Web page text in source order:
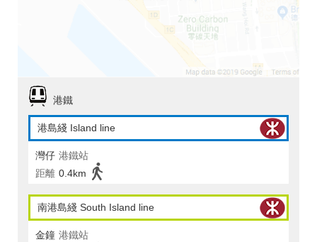
港鐵
港島綫 Island line
灣仔 港鐵站
距離 0.4km
南港島綫 South Island line
金鐘 港鐵站